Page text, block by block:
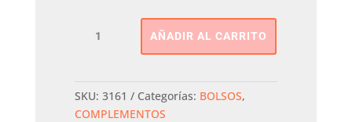
Bolso
AÑADIR AL CARRITO
SKU: 3161 Categorías: BOLSOS,
COMPLEMENTOS